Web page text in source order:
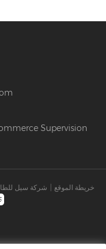
Supervision
© 2026 شركة | خريطة الموقع